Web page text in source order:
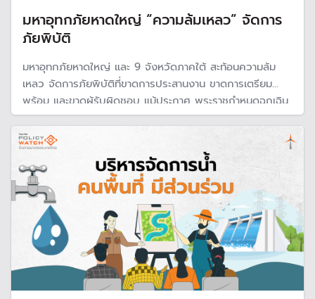
มหาอุทกภัยหาดใหญ่ “ความล้มเหลว” จัดการ
ภัยพิบัติ
มหาอุทกภัยหาดใหญ่ และ 9 จังหวัดภาคใต้ สะท้อนความล้ม
เหลว จัดการภัยพิบัติที่ขาดการประสานงาน ขาดการเตรียม
พร้อม และขาดผู้รับผิดชอบ แม้ประกาศ พระราชกำหนดฉุกเฉิน
แต่ไร้ซิงเกิลคอมมานด์ ในการสั่งการเหตุการณ์ จนนำมาสู่ความ
เสียหาย ชีวิตและ ทรัพย์สินของชาวบ้านในพื้นที่จำนวนมาก